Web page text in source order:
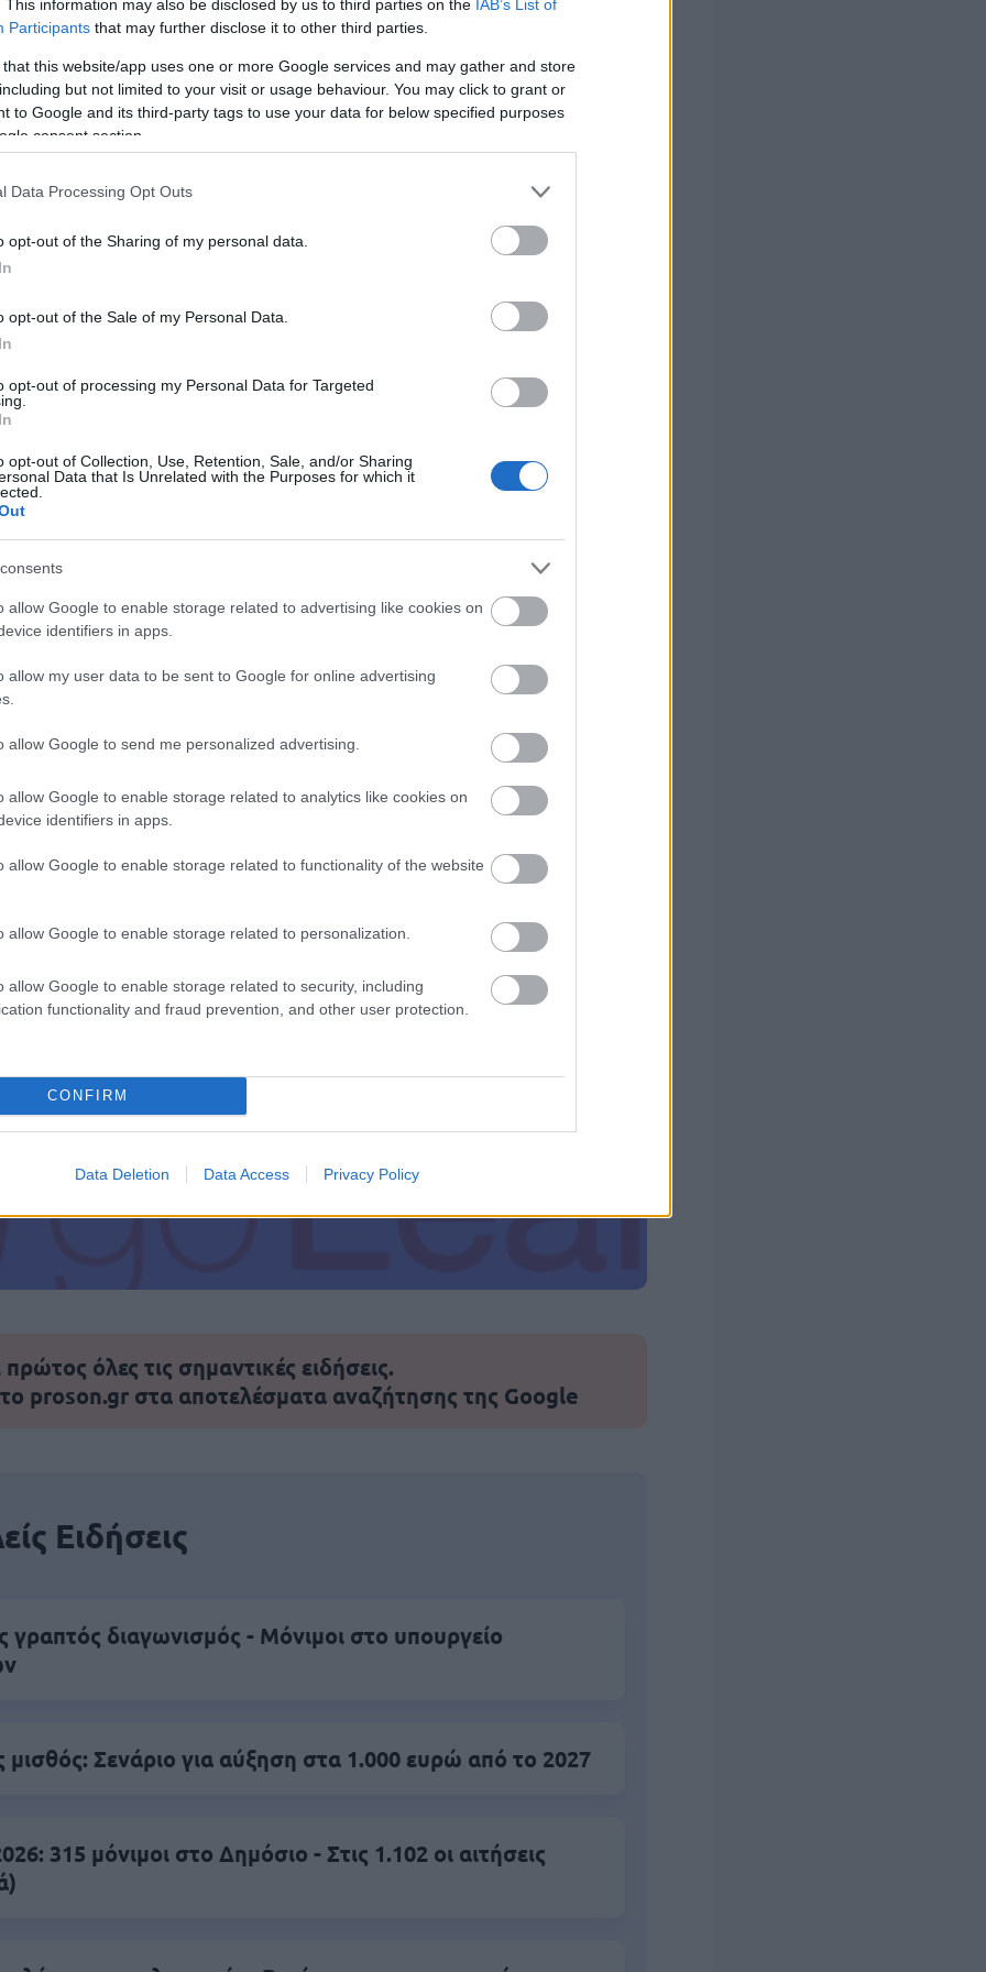
This information may also be disclosed by us to third parties on the IAB’s List of
Participants that may further disclose it to other third parties.
that this website/app uses one or more Google services and may gather and store
but not limited to your visit or usage behaviour. You may click to grant or
to Google and its third-party tags to use your data for below specified purposes
consent section.
Data Processing Opt Outs
opt-out of the Sharing of my personal data.
opt-out of the Sale of my Personal Data.
opt-out of processing my Personal Data for Targeted
opt-out of Collection, Use, Retention, Sale, and/or Sharing
Data that Is Unrelated with the Purposes for which it
allow Google to enable storage related to advertising like cookies on
identifiers in apps.
allow my user data to be sent to Google for online advertising
allow Google to send me personalized advertising.
allow Google to enable storage related to analytics like cookies on
identifiers in apps.
allow Google to enable storage related to functionality of the website
allow Google to enable storage related to personalization.
allow Google to enable storage related to security, including
functionality and fraud prevention, and other user protection.
CONFIRM
Data Deletion Data Access Privacy Policy
γνωστές παραλίες της νοτιοανατολικής Αττικής, η ΚΑΠΕ
καλοκαίρι πλήθος επισκεπτών. Μετά την κατάβαση των
σκαλοπατιών, αποκαλύπτεται μια ακτή με βαθιά γαλάζια νερά και
προορισμού.
από το Πόρτο Ράφτη, η Ερωτοσπηλιά συγκαταλέγεται στις πιο
της ανατολικής Αττικής. Τα καθαρά νερά, το βότσαλο και οι
συνθέτουν ένα ήσυχο περιβάλλον, ιδανικό για όσους
χαλάρωσης μακριά από την πολυκοσμία.
μία από τις λιγότερο γνωστές αλλά ιδιαίτερα όμορφες παραλίες
από φυσικό τοπίο και προσφέρει μια αίσθηση ηρεμίας που
την καθιστούν ιδανική επιλογή για όσους επιθυμούν να αποφύγουν
να ανεβαίνουν και το καλοκαίρι να βρίσκεται πλέον προ των
παραλίες αποτελούν εξαιρετικές επιλογές για μια γρήγορη
Λίγες ώρες αρκούν για να απολαύσει κανείς εικόνες και
Κυκλάδες, παραμένοντας ωστόσο σε απόσταση αναπνοής από
όλες τις σημαντικές ειδήσεις.
proson.gr στα αποτελέσματα αναζήτησης της Google
Ειδήσεις
διαγωνισμός - Μόνιμοι στο υπουργείο
Σενάριο για αύξηση στα 1.000 ευρώ από το 2027
315 μόνιμοι στο Δημόσιο - Στις 1.102 οι αιτήσεις